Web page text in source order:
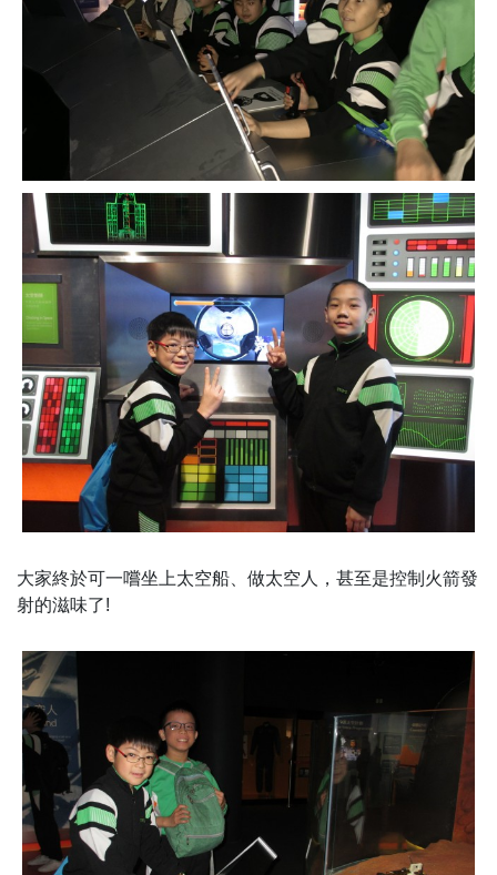
大家終於可一嚐坐上太空船、做太空人，甚至是控制火箭發
射的滋味了!